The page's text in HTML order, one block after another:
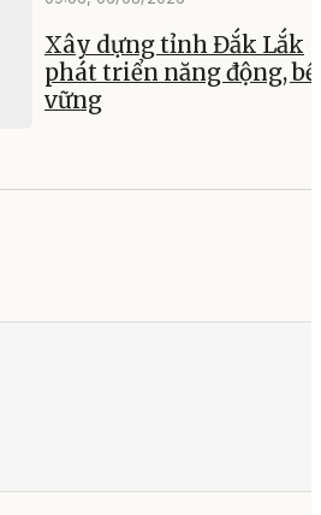
Xây dựng tỉnh Đắk Lắk
phát triển năng động,
vững